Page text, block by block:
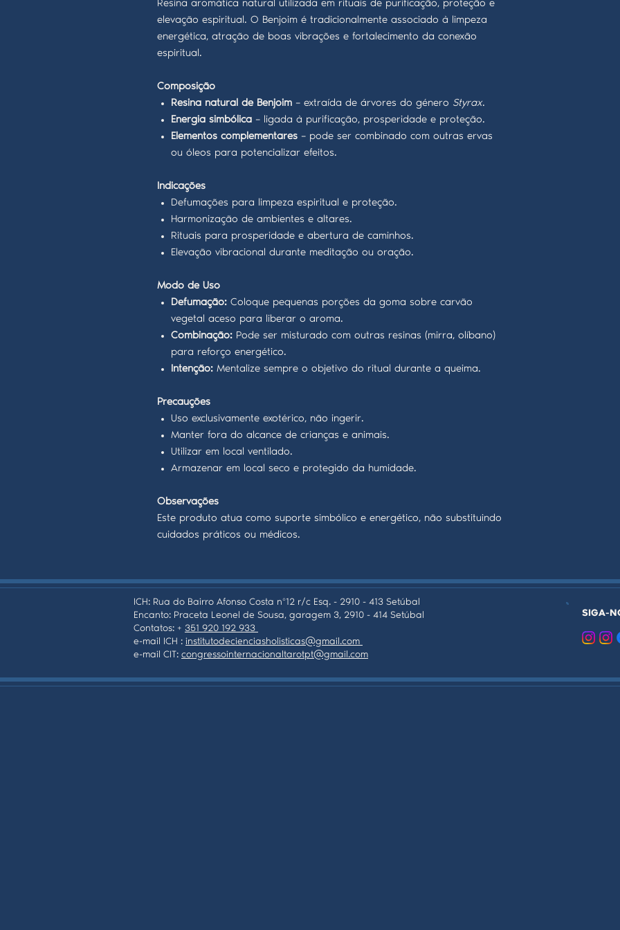
Resina aromática natural utilizada em rituais de purificação, proteção e
elevação espiritual. O Benjoim é tradicionalmente associado à limpeza
energética, atração de boas vibrações e fortalecimento da conexão
espiritual.
Composição
Resina natural de Benjoim – extraída de árvores do género Styrax.
Energia simbólica – ligada à purificação, prosperidade e proteção.
Elementos complementares – pode ser combinado com outras ervas
ou óleos para potencializar efeitos.
Indicações
Defumações para limpeza espiritual e proteção.
Harmonização de ambientes e altares.
Rituais para prosperidade e abertura de caminhos.
Elevação vibracional durante meditação ou oração.
Modo de Uso
Defumação: Coloque pequenas porções da goma sobre carvão
vegetal aceso para liberar o aroma.
Combinação: Pode ser misturado com outras resinas (mirra, olíbano)
para reforço energético.
Intenção: Mentalize sempre o objetivo do ritual durante a queima.
Precauções
Uso exclusivamente exotérico, não ingerir.
Manter fora do alcance de crianças e animais.
Utilizar em local ventilado.
Armazenar em local seco e protegido da humidade.
Observações
Este produto atua como suporte simbólico e energético, não substituindo
cuidados práticos ou médicos.
ICH: Rua do Bairro Afonso Costa nº12 r/c Esq. - 2910 - 413 Setúbal
Encanto: Praceta Leonel de Sousa, garagem 3, 2910 - 414 Setúbal
Contatos: + 351 920 192 933
e-mail ICH : institutodecienciasholisticas@gmail.com
e-mail CIT: congressointernacionaltarotpt@gmail.com
SIGA-